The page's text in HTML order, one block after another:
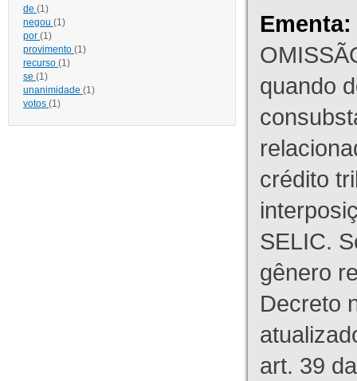
de (1)
negou (1)
por (1)
provimento (1)
recurso (1)
se (1)
unanimidade (1)
votos (1)
Ementa:
quando
crédito
SELIC.
gênero
Decreto
art. 39